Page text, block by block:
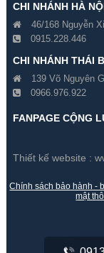
Đổi 5 Camera
Gía hãng :
CHI NHÁNH HÀ
46/168 Nguyễn
0915.228.446
CHI NHÁNH THÁI
139 Võ Nguyên
0966.976.922
FANPAGE CỘNG
Thiết kế website :
Chính sách bảo hành -
mật